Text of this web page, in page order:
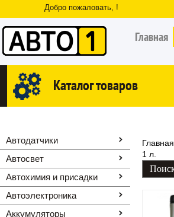
Добро пожаловать, !
Главная
Каталог товаров
Автодатчики
Автосвет
Автохимия и присадки
Автоэлектроника
Аккумуляторы
Главная
1 л.